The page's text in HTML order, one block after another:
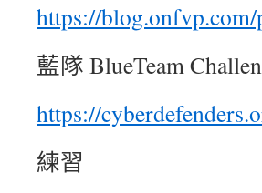
https://
藍隊 BlueTeam
https://
練習